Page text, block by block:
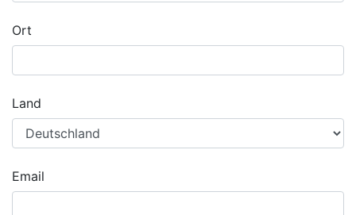
Ort
Land
Email